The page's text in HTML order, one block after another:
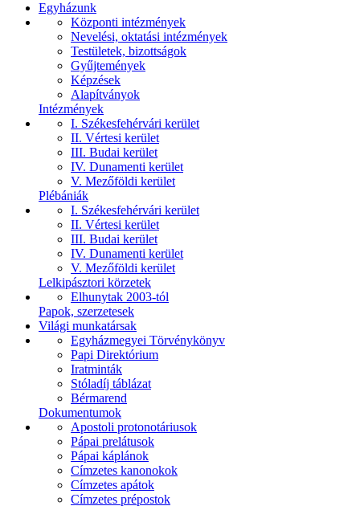
Egyházunk
Központi intézmények
Nevelési, oktatási intézmények
Testületek, bizottságok
Gyűjtemények
Képzések
Alapítványok
Intézmények
I. Székesfehérvári kerület
II. Vértesi kerület
III. Budai kerület
IV. Dunamenti kerület
V. Mezőföldi kerület
Plébániák
I. Székesfehérvári kerület
II. Vértesi kerület
III. Budai kerület
IV. Dunamenti kerület
V. Mezőföldi kerület
Lelkipásztori körzetek
Elhunytak 2003-tól
Papok, szerzetesek
Világi munkatársak
Egyházmegyei Törvénykönyv
Papi Direktórium
Iratminták
Stóladíj táblázat
Bérmarend
Dokumentumok
Apostoli protonotáriusok
Pápai prelátusok
Pápai káplánok
Címzetes kanonokok
Címzetes apátok
Címzetes prépostok